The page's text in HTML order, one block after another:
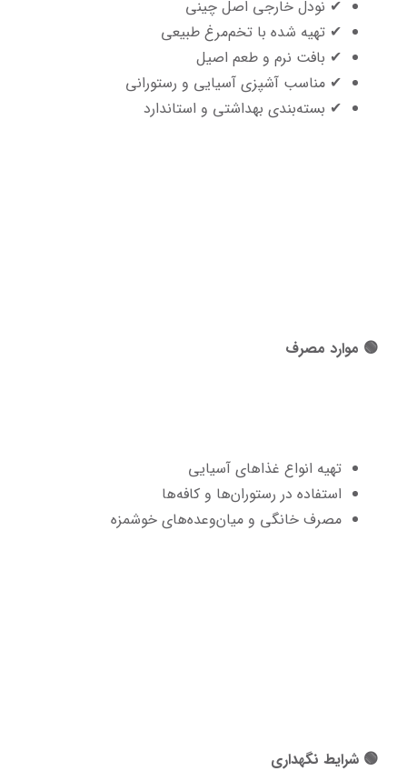
✔ نودل خارجی اصل چینی
✔ تهیه شده با تخم‌مرغ طبیعی
✔ بافت نرم و طعم اصیل
✔ مناسب آشپزی آسیایی و رستورانی
✔ بسته‌بندی بهداشتی و استاندارد
🟢 موارد مصرف
تهیه انواع غذاهای آسیایی
استفاده در رستوران‌ها و کافه‌ها
مصرف خانگی و میان‌وعده‌های خوشمزه
🟢 شرایط نگهداری